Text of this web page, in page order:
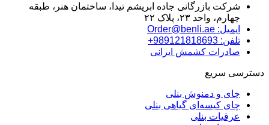
شرکت بازرگانی جاده ابریشم تیدا، ساختمان هنر، طبقه
چهارم، واحد ۲۳، پلاک ۲۲
ایمیل: Order@benli.ae
تلفن: 989121818693+
صادرات کشمش ایرانی
دسترسی سریع
چای و دمنوش بنلی
چای کیسه‌ای گیاهی بنلی
عرقیات بنلی